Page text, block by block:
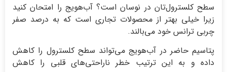
سطح کلسترول‌تان در نوسان است؟ آب‌هویج را امتحان کنید
زیرا خیلی بهتر از محصولات تجاری است که به درصد صفر
چربی ترانس خود می‌بالند.
پتاسیم حاضر در آب‌هویج می‌تواند سطح کلسترول را کاهش
داده و به این ترتیب خطر ناراحتی‌های قلبی را کاهش